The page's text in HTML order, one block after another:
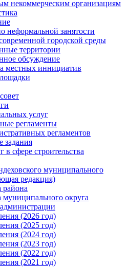
некоммерческим организациям
неформальной занятости
городской среды
территории
обсуждение
местных иннициатив
услуг
регламенты
регламентов
задания
в сфере строительства
муниципального
редакция)
района
округа
(2026 год)
(2025 год)
(2024 год)
(2023 год)
(2022 год)
(2021 год)